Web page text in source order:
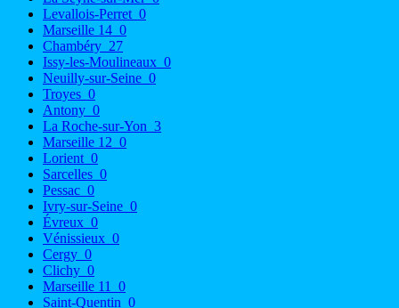
Levallois-Perret 0
Marseille 14 0
Chambéry 27
Issy-les-Moulineaux 0
Neuilly-sur-Seine 0
Troyes 0
Antony 0
La Roche-sur-Yon 3
Marseille 12 0
Lorient 0
Sarcelles 0
Pessac 0
Ivry-sur-Seine 0
Évreux 0
Vénissieux 0
Cergy 0
Clichy 0
Marseille 11
0
Saint-Quentin 0